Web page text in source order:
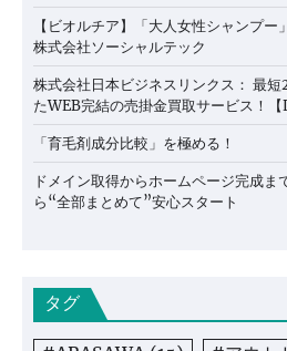
【ビオルチア】「大人女性シャンプー
株式会社ソーシャルテック
株式会社日本ビジネスリンクス： 最
たWEB完結の売掛金買取サービス！【
「育毛剤成分比較」を極める！
ドメイン取得からホームページ完成ま
ら“全部まとめて”安心スタート
タグ